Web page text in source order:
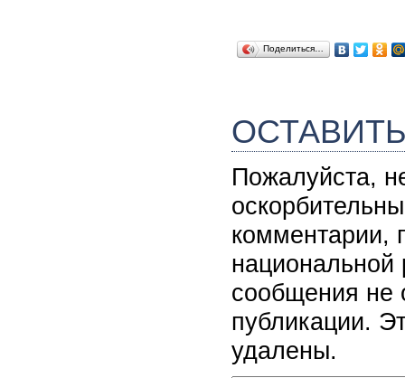
Поделиться…
Пожалуйста,
комментарии,
национальной
сообщения не
публикации.
удалены.